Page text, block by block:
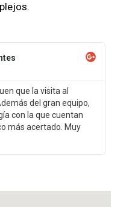
que la visita al
del gran equipo,
con la que cuentan
más acertado. Muy